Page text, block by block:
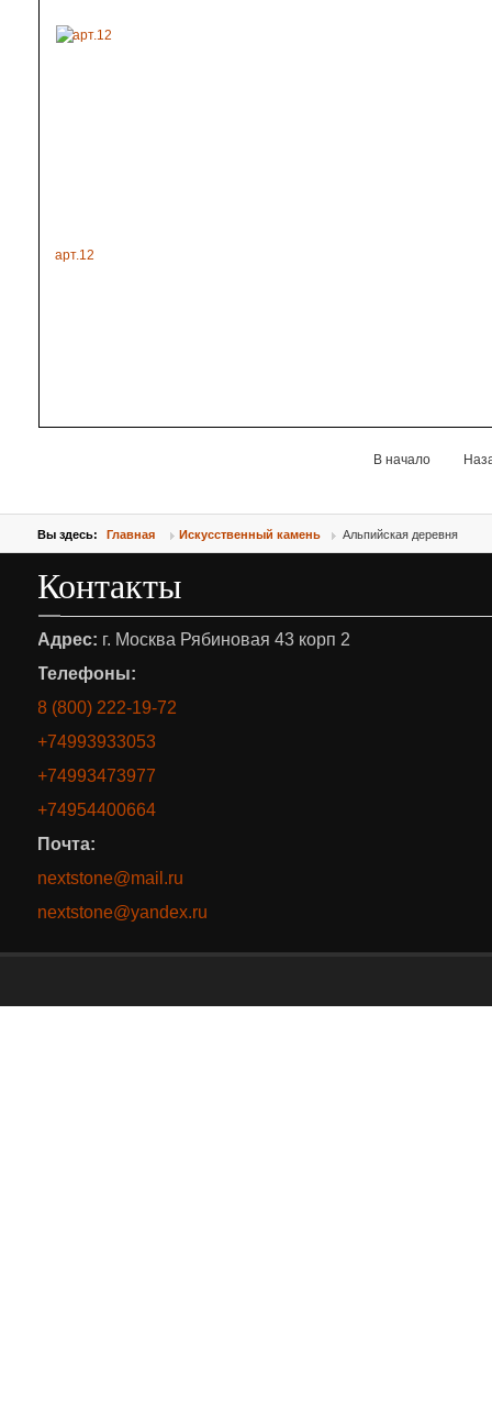
арт.12
В начало
Вы здесь: Главная Искусственный камень Альпийская деревня
Контакты
Адрес: г. Москва Рябиновая 43 корп 2
Телефоны:
8 (800) 222-19-72
+74993933053
+74993473977
+74954400664
Почта:
nextstone@mail.ru
nextstone@yandex.ru